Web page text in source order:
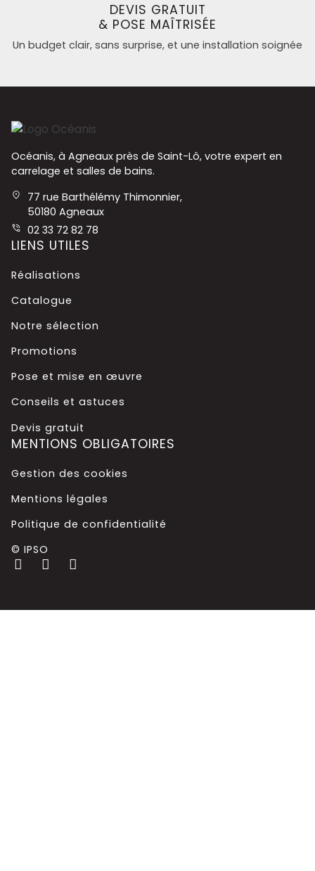
DEVIS GRATUIT
& POSE MAÎTRISÉE
Un budget clair, sans surprise, et une installation soignée
Océanis, à Agneaux près de Saint-Lô, votre expert en
carrelage et salles de bains.
77 rue Barthélémy Thimonnier,
50180 Agneaux
02 33 72 82 78
LIENS UTILES
Réalisations
Catalogue
Notre sélection
Promotions
Pose et mise en œuvre
Conseils et astuces
Devis gratuit
MENTIONS OBLIGATOIRES
Gestion des cookies
Mentions légales
Politique de confidentialité
© IPSO